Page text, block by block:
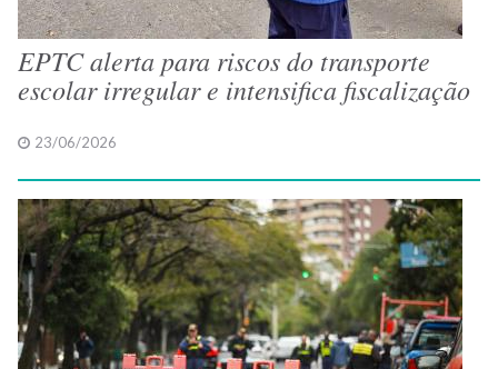
EPTC alerta para riscos do transporte
escolar irregular e intensifica fiscalização
23/06/2026